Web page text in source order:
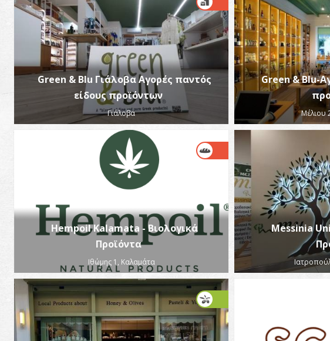
Green & Blu Γιάλοβα Αγορές παντός
είδους προϊόντων
Γιάλοβα
Green & Blu-
Μέλιου
Hempoil Kalamata - Βιολογικά
Προϊόντα
Ιθώμης 1, Καλαμάτα
Messinia